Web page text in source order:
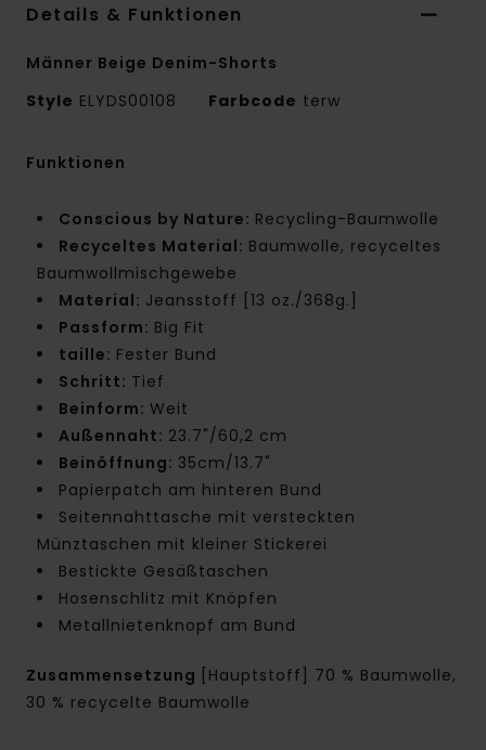
Details & Funktionen
Männer Beige Denim-Shorts
Style ELYDS00108 Farbcode terw
Funktionen
Conscious by Nature: Recycling-Baumwolle
Recyceltes Material: Baumwolle, recyceltes
Baumwollmischgewebe
Material: Jeansstoff [13 oz./368g.]
Passform: Big Fit
taille: Fester Bund
Schritt: Tief
Beinform: Weit
Außennaht: 23.7"/60,2 cm
Beinöffnung: 35cm/13.7"
Papierpatch am hinteren Bund
Seitennahttasche mit versteckten
Münztaschen mit kleiner Stickerei
Bestickte Gesäßtaschen
Hosenschlitz mit Knöpfen
Metallnietenknopf am Bund
Zusammensetzung
[Hauptstoff] 70 % Baumwolle,
30 % recycelte Baumwolle